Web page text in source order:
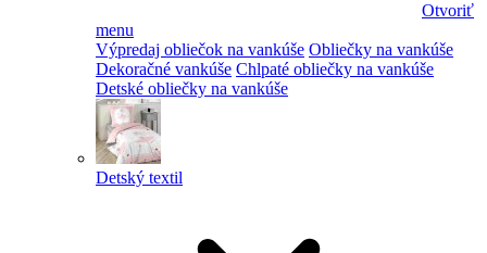
Otvoriť
menu
Výpredaj obliečok na vankúše Obliečky na vankúše
Dekoračné vankúše Chlpaté obliečky na vankúše
Detské obliečky na vankúše
Detský textil